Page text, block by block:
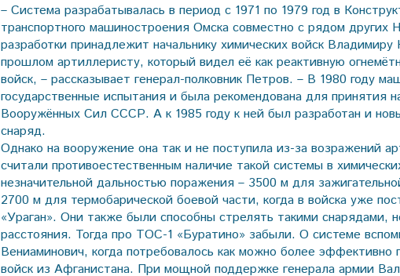
– Система разрабатывалась в период с 1971 по 1979 год в
транспортного машиностроения Омска совместно с рядом
разработки принадлежит начальнику химических войск Владимиру
прошлом артиллеристу, который видел её как реактивную
войск, – рассказывает генерал-полковник Петров. – В 1980 году
государственные испытания и была рекомендована для принятия
Вооружённых Сил СССР. А к 1985 году к ней был разработан и
снаряд.
Однако на вооружение она так и не поступила из-за возражений
считали противоестественным наличие такой системы в
незначительной дальностью поражения – 3500 м для
2700 м для термобарической боевой части, когда в войска уже
«Ураган». Они также были способны стрелять такими снарядами,
расстояния. Тогда про ТОС-1 «Буратино» забыли. О системе
Вениаминович, когда потребовалось как можно более эффективно
войск из Афганистана. При мощной поддержке генерала армии